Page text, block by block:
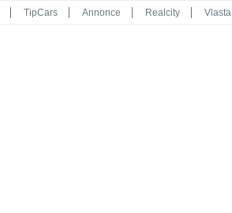
TipCars Annonce Realcity Vlasta